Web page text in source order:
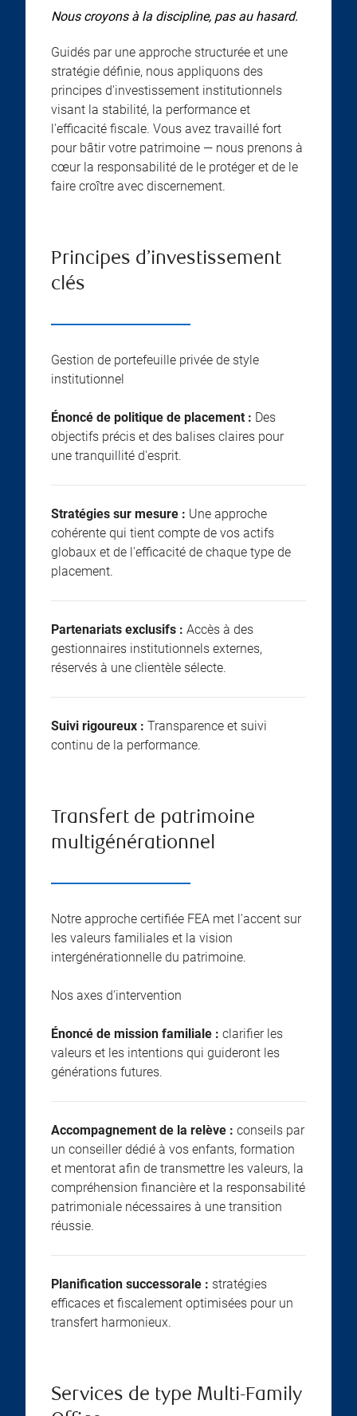
Nous croyons à la discipline, pas au hasard.
Guidés par une approche structurée et une
stratégie définie, nous appliquons des
principes d'investissement institutionnels
visant la stabilité, la performance et
l'efficacité fiscale. Vous avez travaillé fort
pour bâtir votre patrimoine — nous prenons à
cœur la responsabilité de le protéger et de le
faire croître avec discernement.
Principes d’investissement
clés
Gestion de portefeuille privée de style
institutionnel
Énoncé de politique de placement : Des
objectifs précis et des balises claires pour
une tranquillité d'esprit.
Stratégies sur mesure : Une approche
cohérente qui tient compte de vos actifs
globaux et de l'efficacité de chaque type de
placement.
Partenariats exclusifs : Accès à des
gestionnaires institutionnels externes,
réservés à une clientèle sélecte.
Suivi rigoureux : Transparence et suivi
continu de la performance.
Transfert de patrimoine
multigénérationnel
Notre approche certifiée FEA met l'accent sur
les valeurs familiales et la vision
intergénérationnelle du patrimoine.
Nos axes d'intervention
Énoncé de mission familiale : clarifier les
valeurs et les intentions qui guideront les
générations futures.
Accompagnement de la relève : conseils par
un conseiller dédié à vos enfants, formation
et mentorat afin de transmettre les valeurs, la
compréhension financière et la responsabilité
patrimoniale nécessaires à une transition
réussie.
Planification successorale : stratégies
efficaces et fiscalement optimisées pour un
transfert harmonieux.
Services de type Multi-Family